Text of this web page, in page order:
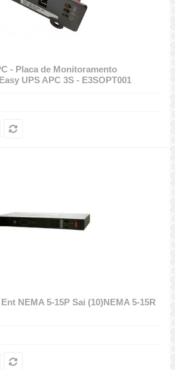
- Placa de Monitoramento
UPS APC 3S - E3SOPT001
NEMA 5-15P Sai (10)NEMA 5-15R